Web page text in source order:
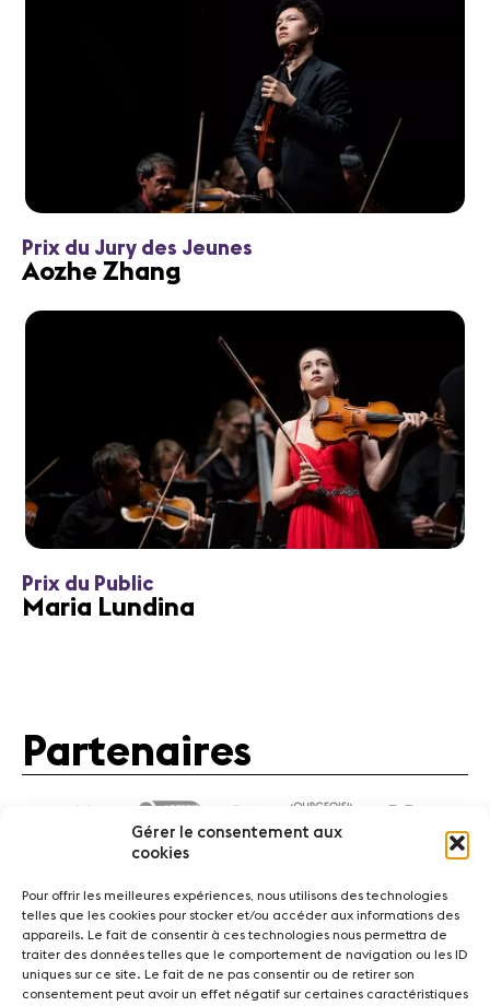
Gérer le consentement aux
cookies
Pour offrir les meilleures expériences, nous utilisons des technologies
telles que les cookies pour stocker et/ou accéder aux informations des
appareils. Le fait de consentir à ces technologies nous permettra de
traiter des données telles que le comportement de navigation ou les ID
uniques sur ce site. Le fait de ne pas consentir ou de retirer son
consentement peut avoir un effet négatif sur certaines caractéristiques
Prix du Jury des Jeunes
Aozhe Zhang
Prix du Public
Maria Lundina
Partenaires
ActualitésConcerts Bénévoles Médiation